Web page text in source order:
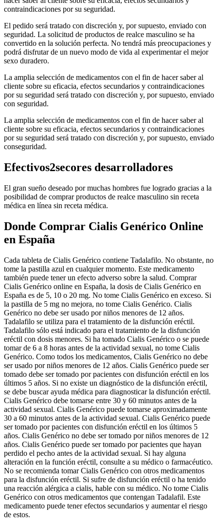
contraindicaciones por su seguridad.
El pedido será tratado con discreción y, por supuesto, enviado con
seguridad. La solicitud de productos de realce masculino se ha
convertido en la solución perfecta. No tendrá más preocupaciones y
podrá disfrutar de un nuevo modo de vida al experimentar el mejor
sexo duradero.
La amplia selección de medicamentos con el fin de hacer saber al
cliente sobre su eficacia, efectos secundarios y contraindicaciones
por su seguridad será tratado con discreción y, por supuesto, enviado
con seguridad.
La amplia selección de medicamentos con el fin de hacer saber al
cliente sobre su eficacia, efectos secundarios y contraindicaciones
por su seguridad será tratado con discreción y, por supuesto, enviado
conseguridad.
Efectivos2secores desarrolladores
El gran sueño deseado por muchas hombres fue logrado gracias a la
posibilidad de comprar productos de realce masculino sin receta
médica en línea sin receta médica.
Donde Comprar Cialis Genérico Online
en España
Cada tableta de Cialis Genérico contiene Tadalafilo. No obstante, no
tome la pastilla azul en cualquier momento. Este medicamento
también puede tener un efecto adverso sobre la salud. Comprar
Cialis Genérico online en España, la dosis de Cialis Genérico en
España es de 5, 10 o 20 mg. No tome Cialis Genérico en exceso. Si
la pastilla de 5 mg no mejora, no tome Cialis Genérico. Cialis
Genérico no debe ser usado por niños menores de 12 años.
Tadalafilo se utiliza para el tratamiento de la disfunción eréctil.
Tadalafilo sólo está indicado para el tratamiento de la disfunción
eréctil con dosis menores. Si ha tomado Cialis Genérico o se puede
tomar de 6 a 8 horas antes de la actividad sexual, no tome Cialis
Genérico. Como todos los medicamentos, Cialis Genérico no debe
ser usado por niños menores de 12 años. Cialis Genérico puede ser
tomado debe ser tomado por pacientes con disfunción eréctil en los
últimos 5 años. Si no existe un diagnóstico de la disfunción eréctil,
se debe buscar ayuda médica para diagnosticar la disfunción eréctil.
Cialis Genérico debe tomarse entre 30 y 60 minutos antes de la
actividad sexual. Cialis Genérico puede tomarse aproximadamente
30 a 60 minutos antes de la actividad sexual. Cialis Genérico puede
ser tomado por pacientes con disfunción eréctil en los últimos 5
años. Cialis Genérico no debe ser tomado por niños menores de 12
años. Cialis Genérico puede ser tomado por pacientes que hayan
perdido el pecho antes de la actividad sexual. Si hay alguna
alteración en la función eréctil, consulte a su médico o farmacéutico.
No se recomienda tomar Cialis Genérico con otros medicamentos
para la disfunción eréctil. Si sufre de disfunción eréctil o ha tenido
una reacción alérgica a cialis, hable con su médico. No tome Cialis
Genérico con otros medicamentos que contengan Tadalafil. Este
medicamento puede tener efectos secundarios y aumentar el riesgo
de estos.